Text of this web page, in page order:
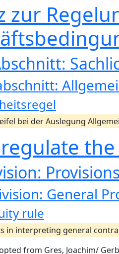
zur
bei der Auslegung
the
General
rule
in interpreting general
from Gres, Joachim/